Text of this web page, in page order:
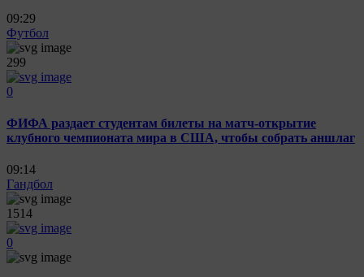
09:29
Футбол
299
0
ФИФА раздает студентам билеты на матч-открытие
клубного чемпионата мира в США, чтобы собрать аншлаг
09:14
Гандбол
1514
0